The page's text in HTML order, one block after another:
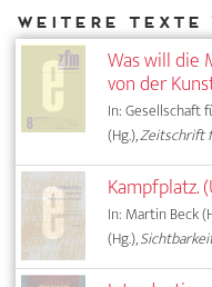
Was will die
von der
In: Gesellschaft
(Hg.),Zeitschrift
Kampfplatz.
In: Martin Beck
(Hg.),